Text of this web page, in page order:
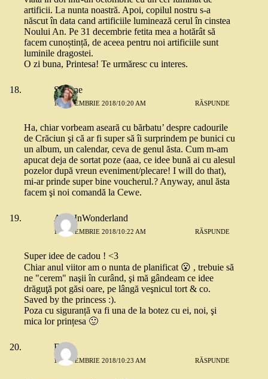
artificii. La nunta noastră. Apoi, copilul nostru s-a
născut în data cand artificiile luminează cerul în cinstea
Noului An. Pe 31 decembrie fetita mea a hotărât să
facem cunoștință, de aceea pentru noi artificiile sunt
luminile dragostei.
O zi buna, Printesa! Te urmăresc cu interes.
Simone
13 NOIEMBRIE 2018/10:20 AM RĂSPUNDE
Ha, chiar vorbeam aseară cu bărbatu’ despre cadourile
de Crăciun şi că ar fi super să îi surprindem pe bunici cu
un album, un calendar, ceva de genul ăsta. Cum m-am
apucat deja de sortat poze (aaa, ce idee bună ai cu alesul
pozelor după vreun eveniment/plecare! I will do that),
mi-ar prinde super bine voucherul.? Anyway, anul ăsta
facem şi noi comandă la Cewe.
AliceInWonderland
13 NOIEMBRIE 2018/10:22 AM RĂSPUNDE
Super idee de cadou ! <3
Chiar anul viitor am o nunta de planificat 😮 , trebuie să
ne "cerem" naşii în curând, şi mă gândeam ce idee
drăguţă pot găsi oare, pe lângă veşnicul tort & co.
Saved by the princess :).
Poza cu siguranță va fi una de la botez cu ei, noi, şi
mica lor prințesa 🙂
Flori
13 NOIEMBRIE 2018/10:23 AM RĂSPUNDE